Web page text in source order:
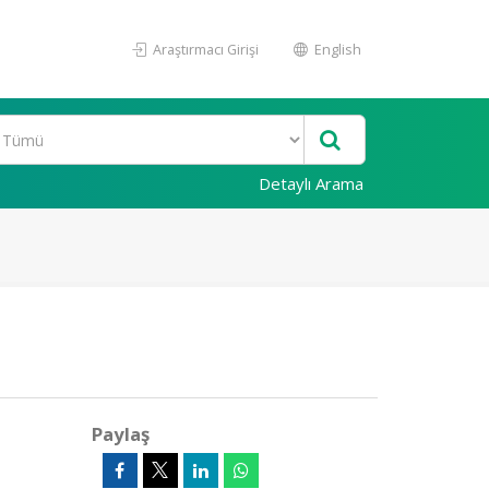
Araştırmacı Girişi English
Detaylı Arama
Paylaş